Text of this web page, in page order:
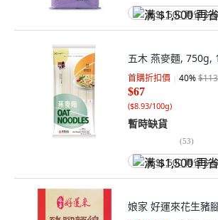
满 $1,500 再省
五木 燕麥麵, 750g,
首購折扣價 40%$113
$67
($8.93/100g)
暫時缺貨
(53)
满 $1,500 再省
娘家 好運來花生豬